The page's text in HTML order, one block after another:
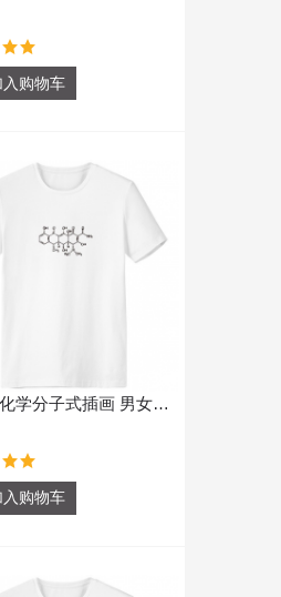
有机物化学分子式插画 男女白色短袖T恤创意纪念衫个性T恤衫礼物